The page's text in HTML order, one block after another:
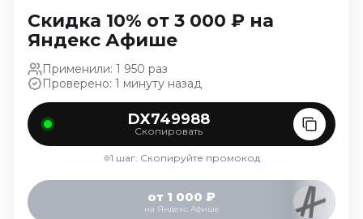
Декабрь 2026
Спорт
Август 2026
Сентябрь 2026
Декабрь 2026
Август 2026
Сентябрь 2026
Скидка 10% от 3 000 ₽ на
Яндекс Афише
Применили: 1 950 раз
Проверено: 1 минуту назад
DX749988
Скопировать
1 шаг. Скопируйте промокод
от 1 000 ₽
на Яндекс Афише